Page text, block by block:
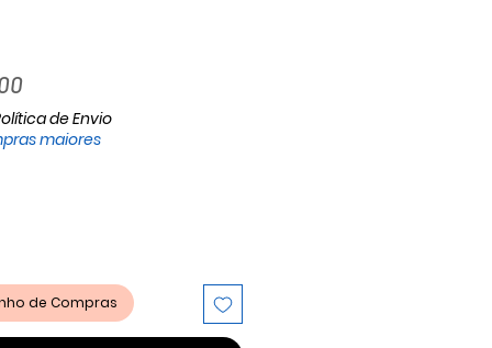
Preço
promocional
de Envio
maiores
de Compras